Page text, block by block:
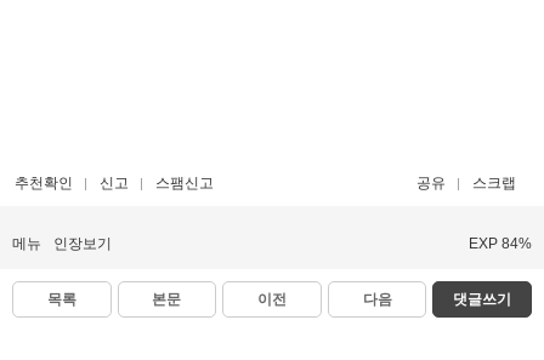
추천확인 신고 스팸신고 공유 스크랩
메뉴 인장보기 EXP 84%
목록 본문 이전 다음 댓글쓰기